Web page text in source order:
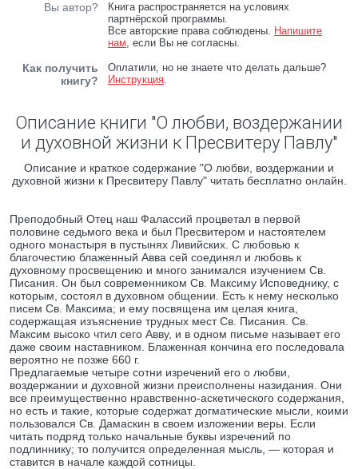
Вы автор?
Книга распространяется на условиях
партнёрской программы.
Все авторские права соблюдены. Напишите
нам, если Вы не согласны.
Как получить
книгу?
Оплатили, но не знаете что делать дальше?
Инструкция.
Описание книги "О любви, воздержании
и духовной жизни к Пресвитеру Павлу"
Описание и краткое содержание "О любви, воздержании и
духовной жизни к Пресвитеру Павлу" читать бесплатно онлайн.
Преподобный Отец наш Фалассий процветал в первой
половине седьмого века и был Пресвитером и настоятелем
одного монастыря в пустынях Ливийских. С любовью к
благочестию блаженный Авва сей соединял и любовь к
духовному просвещению и много занимался изучением Св.
Писания. Он был современником Св. Максиму Исповеднику, с
которым, состоял в духовном общении. Есть к нему несколько
писем Св. Максима; и ему посвящена им целая книга,
содержащая изъяснение трудных мест Св. Писания. Св.
Максим высоко чтил сего Авву, и в одном письме называет его
даже своим наставником. Блаженная кончина его последовала
вероятно не позже 660 г.
Предлагаемые четыре сотни изречений его о любви,
воздержании и духовной жизни преисполнены назидания. Они
все преимущественно нравственно-аскетического содержания,
но есть и такие, которые содержат догматические мысли, коими
пользовался Св. Дамаскин в своем изложении веры. Если
читать подряд только начальные буквы изречений по
подлиннику; то получится определенная мысль, — которая и
ставится в начале каждой сотницы.